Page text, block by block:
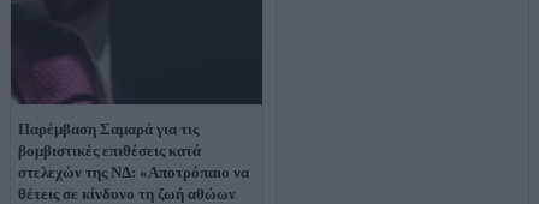
Παρέμβαση Σαμαρά για τις
βομβιστικές επιθέσεις κατά
στελεχών της ΝΔ: «Αποτρόπαιο να
θέτεις σε κίνδυνο τη ζωή αθώων